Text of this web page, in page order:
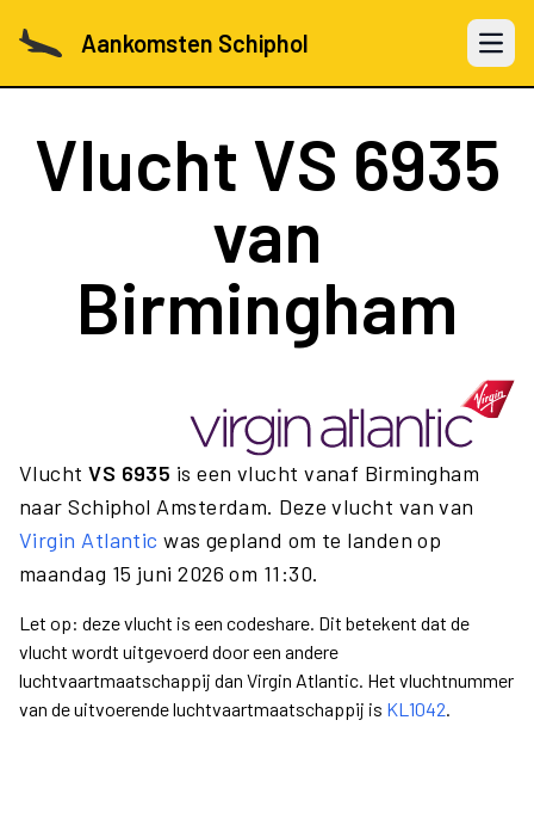
Aankomsten Schiphol Open
Vlucht VS 6935
van
Birmingham
VluchtVS 6935 is een vlucht vanaf Birmingham
naar Schiphol Amsterdam. Deze vlucht van van
Virgin Atlantic was gepland om te landen op
maandag 15 juni 2026 om 11:30.
Let op: deze vlucht is een codeshare. Dit betekent dat de
vlucht wordt uitgevoerd door een andere
luchtvaartmaatschappij dan Virgin Atlantic. Het vluchtnummer
van de uitvoerende luchtvaartmaatschappij is KL1042.